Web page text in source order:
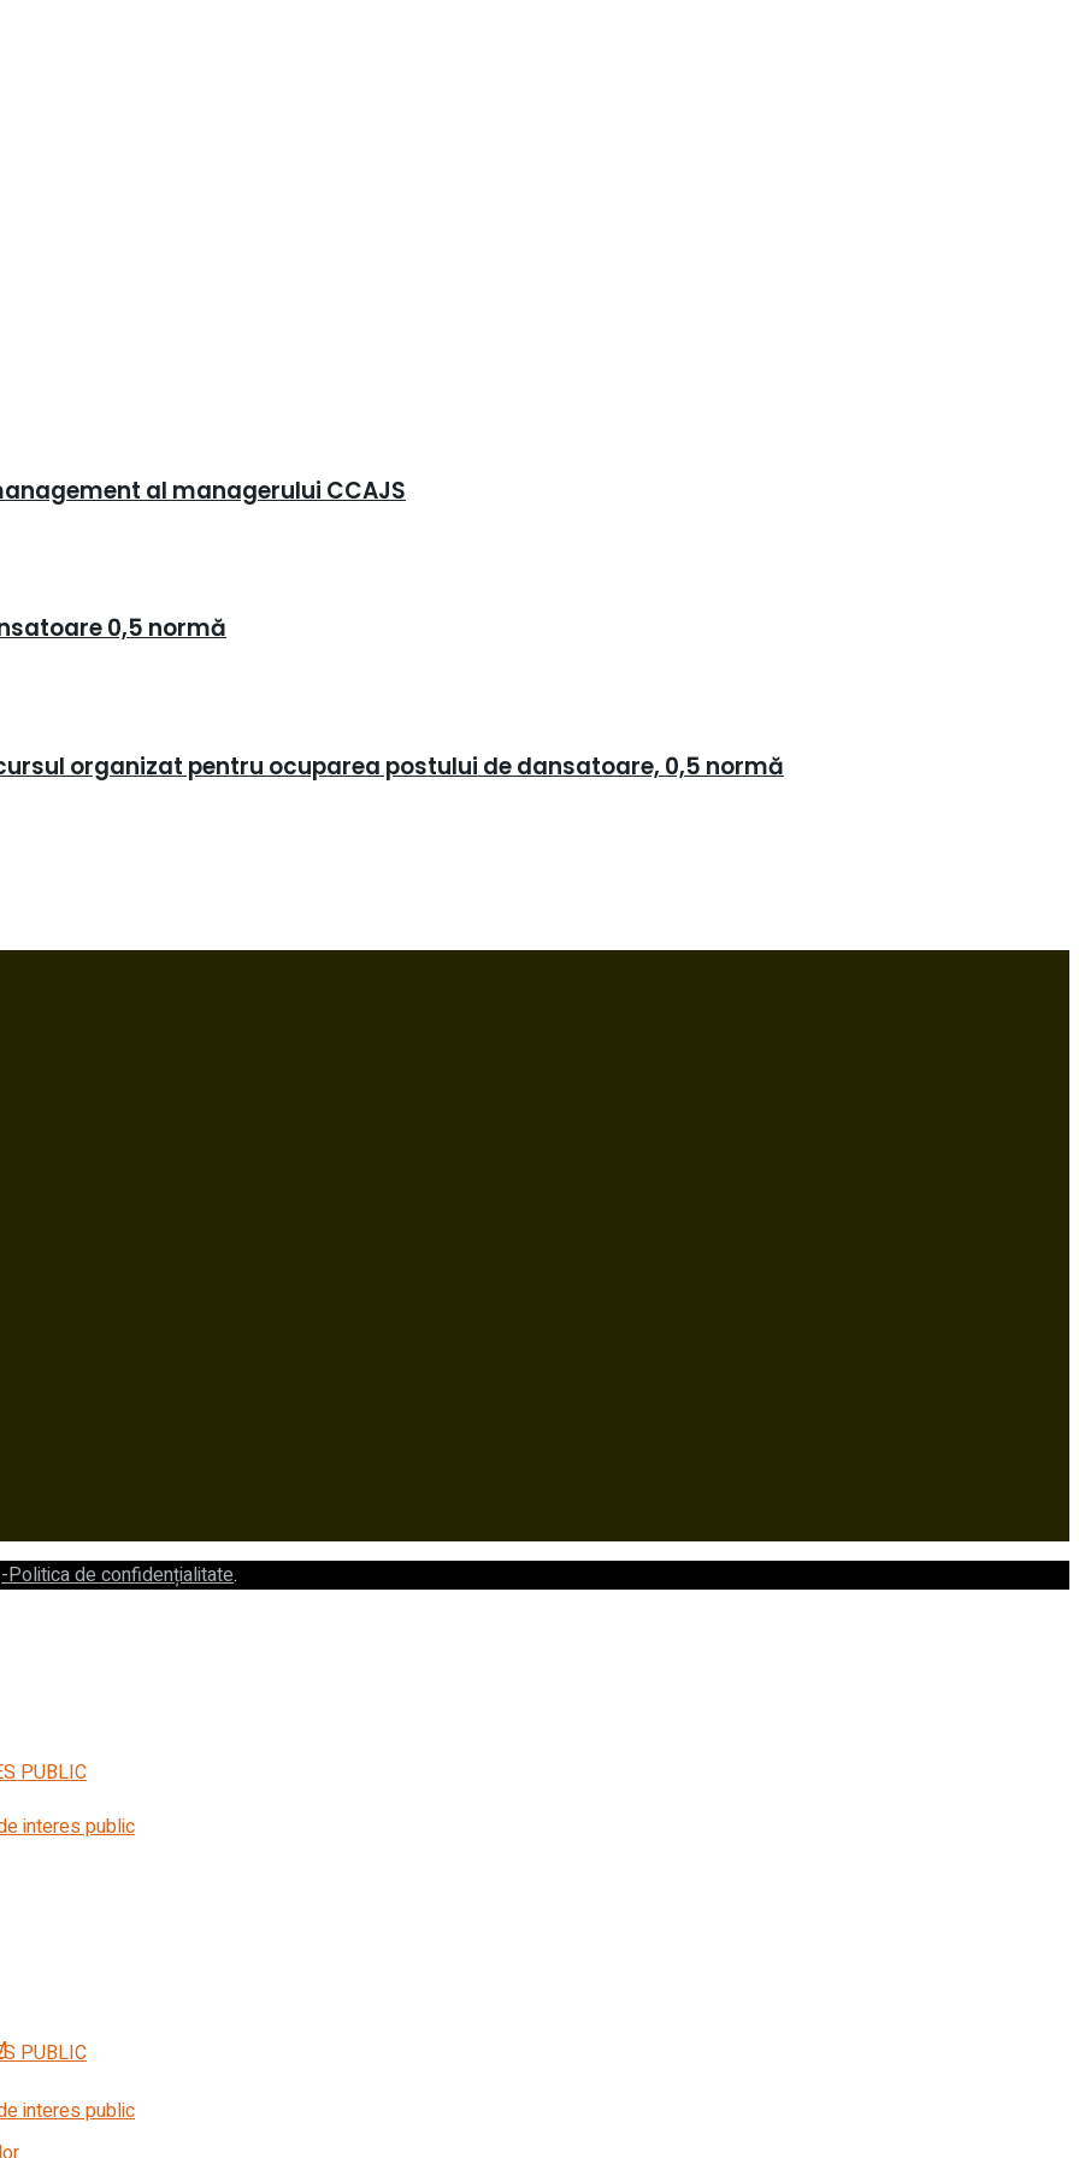
PUBLIC
interes public
PUBLIC
interes public
al managerului CCAJS
0,5 normă
organizat pentru ocuparea postului de dansatoare, 0,5 normă
-Politica de confidențialitate.